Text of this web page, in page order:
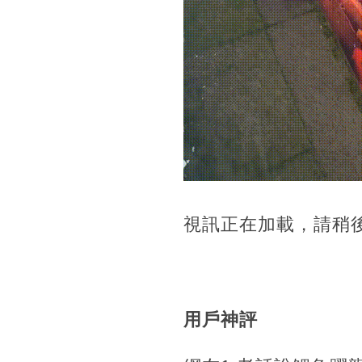
視訊正在加載，請稍
用戶神評